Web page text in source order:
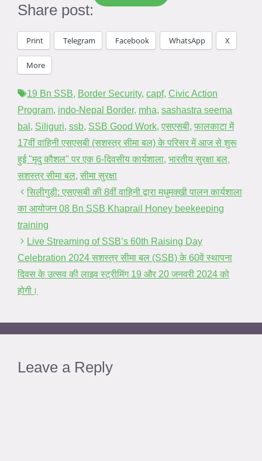
Share post:
Print Telegram Facebook WhatsApp X
More
Tags
19 Bn SSB, Border Security, capf, Civic Action
Program, indo-Nepal Border, mha, sashastra seema
bal , Siliguri, ssb, SSB Good Work, एसएसबी, फालकाटा में
17वीं वाहिनी एसएसबी (सशस्त्र सीमा बल) के परिसर में आज से शुरू
हुई "मृदु कौशल" पर एक 6-दिवसीय कार्यशाला, भारतीय सुरक्षा बल,
सशस्त्र सीमा बल, सीमा सुरक्षा
सिलीगुड़ी: एसएसबी की 8वीं वाहिनी द्वारा मधुमक्खी पालन कार्यशाला
का आयोजन 08 Bn SSB Khaprail Honey beekeeping
training
Live Streaming of SSB’s 60th Raising Day
Celebration 2024 सशस्त्र सीमा बल (SSB) के 60वें स्थापना
दिवस के उत्सव की लाइव स्ट्रीमिंग 19 और 20 जनवरी 2024 को
होगी।
Leave a Reply